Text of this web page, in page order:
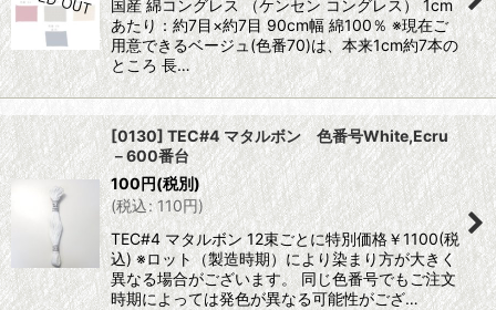
国産 綿コングレス （ケンセン コングレス） 1cm
あたり：約7目×約7目 90cm幅 綿100％ ※現在ご
用意できるベージュ(色番70)は、本来1cm約7本の
ところ 長…
[0130] TEC#4 マタルボン 色番号White,Ecru
－600番台
100円(税別)
(税込: 110円)
TEC#4 マタルボン 12束ごとに特別価格￥1100(税
込) ※ロット（製造時期）により染まり方が大きく
異なる場合がございます。 同じ色番号でもご注文
時期によっては発色が異なる可能性がござ…